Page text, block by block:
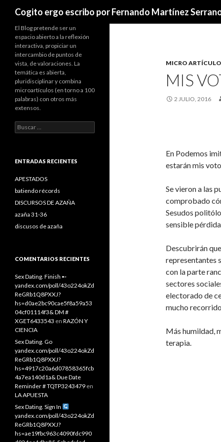
Cogito ergo escribo por Fernando Martínez
MICRO
MIS
2 JULIO, 2016
En Podemos
estarán mis
Se vieron a las
comprobado
Sesudos
sensible
Descubrirán
representantes
con la parte
sectores
electorado de
mucho
Más humildad,
terapia.
El Blog pretende ser un
espacio abierto a la reflexión
interactiva, propiciar un
intercambio de puntos de
vista, de valoraciones. La
temática es abierta,
pluridisciplinar y combina
microartículos (en torno a 100
palabras) con otros más
extensos.
B
u
a
:
ENTRADAS RECIENTES
APESTADOS
batiendo récords
DISCURSOS DE AZAÑA
azaña 31-36
discusos de azaña
COMENTARIOS RECIENTES
Sex Dating. Finish ➸
yandex.com/poll/43o224okZd
ReGRb1Q8PXXJ?
hs=d0ae2bc90cae5f8a59a53
04cf01114f3& DM #
XGET6433543 en RAZÓN Y
CIENCIA
Sex Dating. Go
yandex.com/poll/43o224okZd
ReGRb1Q8PXXJ?
hs=4917c20a6d07858365fcb
4a7ea140d1a& Due Date
Reminder # TQTP3243479 en
LA APUESTA
Sex Dating. Sign In
yandex.com/poll/43o224okZd
ReGRb1Q8PXXJ?
hs=ae19fbc963c4090fdc990